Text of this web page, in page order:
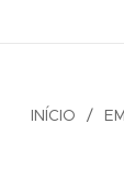
INÍCIO